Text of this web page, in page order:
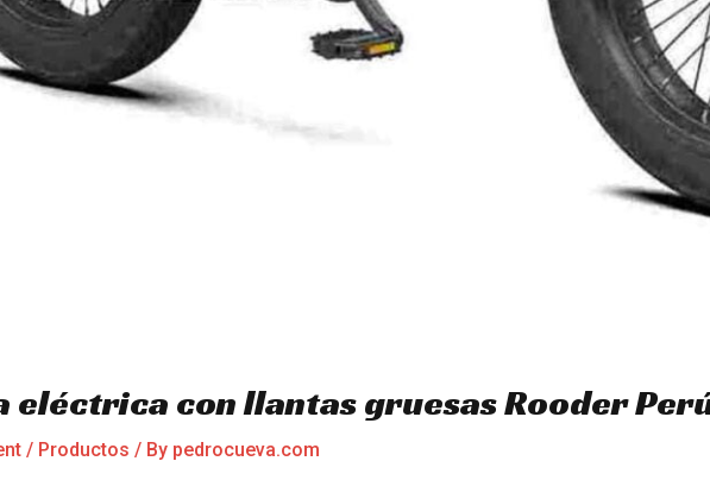
eléctrica con llantas gruesas Rooder
/ Productos / By pedrocueva.com